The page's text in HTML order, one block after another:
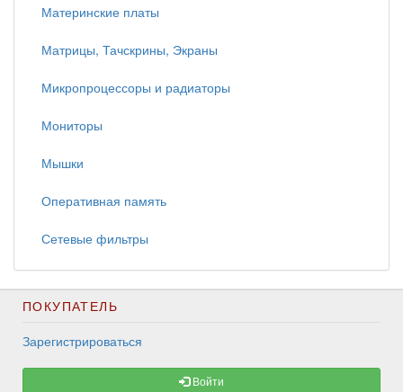
Материнские платы
Матрицы, Тачскрины, Экраны
Микропроцессоры и радиаторы
Мониторы
Мышки
Оперативная память
Сетевые фильтры
ПОКУПАТЕЛЬ
Зарегистрироваться
Войти